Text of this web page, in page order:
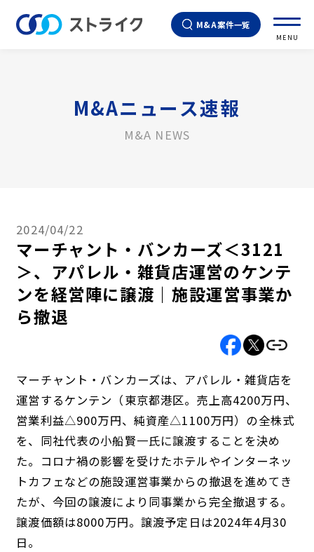
M&A案件一覧
MENU
M&Aニュース速報
M&A NEWS
2024/04/22
マーチャント・バンカーズ＜3121
＞、アパレル・雑貨店運営のケンテ
ンを経営陣に譲渡｜施設運営事業か
ら撤退
マーチャント・バンカーズは、アパレル・雑貨店を
運営するケンテン（東京都港区。売上高4200万円、
営業利益△900万円、純資産△1100万円）の全株式
を、同社代表の小船賢一氏に譲渡することを決め
た。コロナ禍の影響を受けたホテルやインターネッ
トカフェなどの施設運営事業からの撤退を進めてき
たが、今回の譲渡により同事業から完全撤退する。
譲渡価額は8000万円。譲渡予定日は2024年4月30
日。